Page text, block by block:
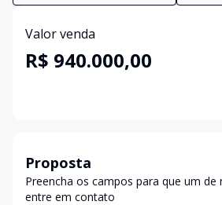
Valor venda
R$ 940.000,00
Proposta
Preencha os campos para que um de
entre em contato